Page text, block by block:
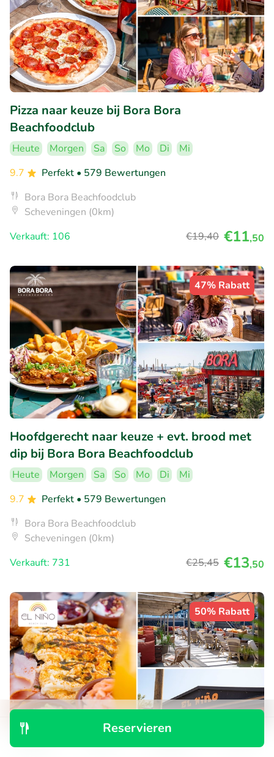
Reservieren
Pizza naar keuze bij Bora Bora
Beachfoodclub
Heute Morgen Sa So Mo Di
Mi
9.7
Perfekt • 579 Bewertungen
Bora Bora Beachfoodclub
Scheveningen (0km)
Verkauft: 106
€19,40 €11,50
47% Rabatt
Hoofdgerecht naar keuze + evt. brood met
dip bij Bora Bora Beachfoodclub
Heute Morgen Sa So Mo Di
Mi
9.7
Perfekt • 579 Bewertungen
Bora Bora Beachfoodclub
Scheveningen (0km)
Verkauft: 731
€25,45 €13,50
50% Rabatt